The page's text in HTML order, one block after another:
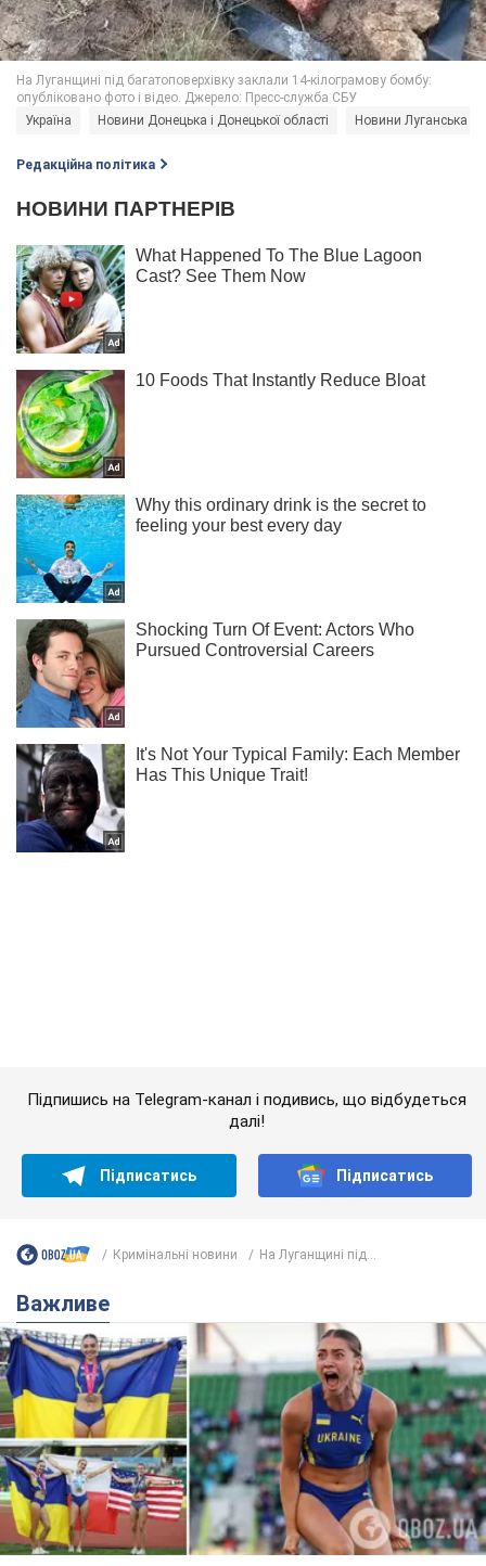
Україна Новини Донецька і Донецької області Новини Луганська і
Редакційна політика
Важливе
Красуня зі Львова з рекордом виграла
історичну медаль для України на чемпіонаті
світу з легкої атлетики U20. Відео
Наша співвітчизниця блискуче виступила в Орегоні
10 часов назад 45,5 т.
Брітні Спірс зізналася в уколах краси